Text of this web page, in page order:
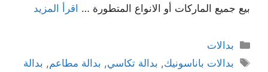
بيع جميع الماركات أو الانواع المتطورة … اقرأ المزيد
بدالات
بدالات باناسونيك, بدالة تكاسي, بدالة مطاعم, بدالة